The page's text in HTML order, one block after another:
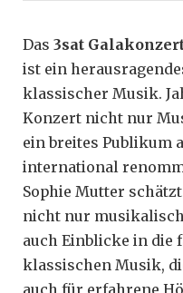
Das 3sat
ist ein
klassischer Musik.
Konzert nicht nur
ein breites Publikum
international
Sophie Mutter
nicht nur
auch Einblicke in die
klassischen Musik,
auch für erfahrene